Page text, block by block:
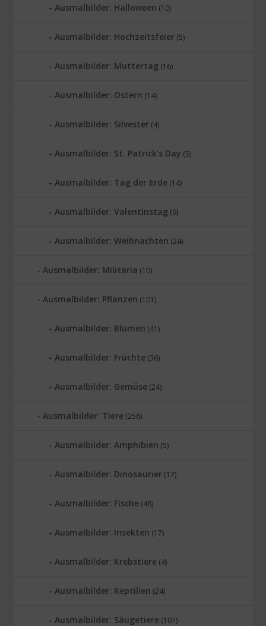
Ausmalbilder: Halloween (10)
Ausmalbilder: Hochzeitsfeier (5)
Ausmalbilder: Muttertag (16)
Ausmalbilder: Ostern (14)
Ausmalbilder: Silvester (4)
Ausmalbilder: St. Patrick’s Day (5)
Ausmalbilder: Tag der Erde (14)
Ausmalbilder: Valentinstag (9)
Ausmalbilder: Weihnachten (24)
Ausmalbilder: Militaria (10)
Ausmalbilder: Pflanzen (101)
Ausmalbilder: Blumen (41)
Ausmalbilder: Früchte (36)
Ausmalbilder: Gemüse (24)
Ausmalbilder: Tiere (256)
Ausmalbilder: Amphibien (5)
Ausmalbilder: Dinosaurier (17)
Ausmalbilder: Fische (48)
Ausmalbilder: Insekten (17)
Ausmalbilder: Krebstiere (4)
Ausmalbilder: Reptilien (24)
Ausmalbilder: Säugetiere (107)